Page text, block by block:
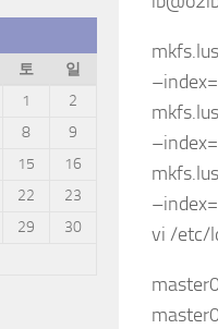
vi /etc/
토
일
1
2
8
9
15
16
22
23
29
30